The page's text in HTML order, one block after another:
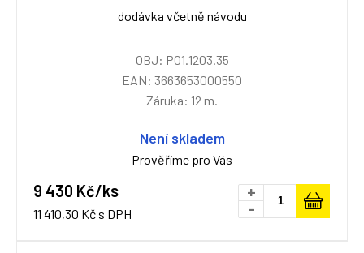
dodávka včetně návodu
OBJ: P01.1203.35
EAN: 3663653000550
Záruka: 12 m.
Není skladem
Prověříme pro Vás
9 430 Kč/ks
11 410,30 Kč s DPH
+
-